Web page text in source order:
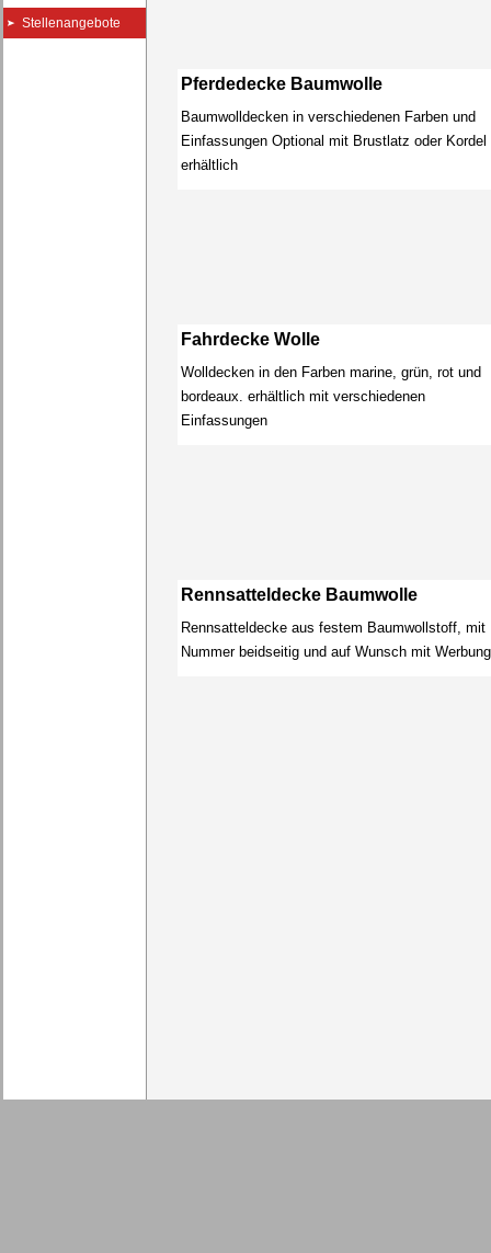
Stellenangebote
Pferdedecke Baumwolle
Baumwolldecken in verschiedenen Farben und
Einfassungen Optional mit Brustlatz oder Kordel
erhältlich
Fahrdecke Wolle
Wolldecken in den Farben marine, grün, rot und
bordeaux. erhältlich mit verschiedenen
Einfassungen
Rennsatteldecke Baumwolle
Rennsatteldecke aus festem Baumwollstoff, mit
Nummer beidseitig und auf Wunsch mit Werbung